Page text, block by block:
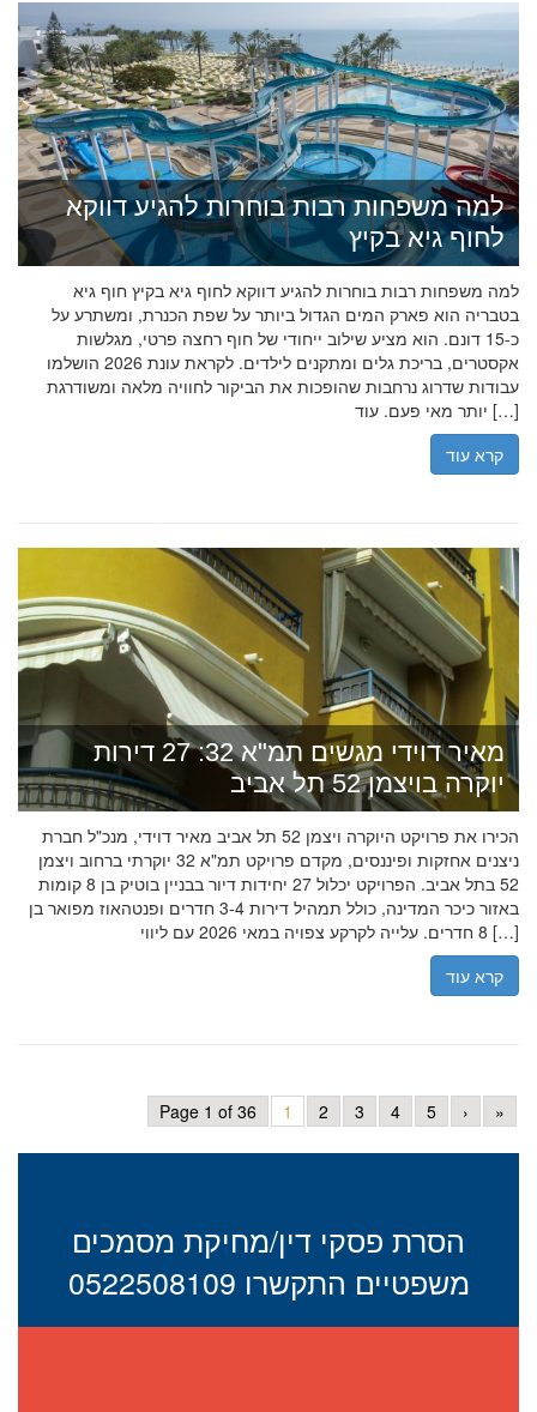
למה משפחות רבות בוחרות להגיע דווקא
לחוף גיא בקיץ
למה משפחות רבות בוחרות להגיע דווקא לחוף גיא בקיץ חוף גיא
בטבריה הוא פארק המים הגדול ביותר על שפת הכנרת, ומשתרע על
כ-15 דונם. הוא מציע שילוב ייחודי של חוף רחצה פרטי, מגלשות
אקסטרים, בריכת גלים ומתקנים לילדים. לקראת עונת 2026 הושלמו
עבודות שדרוג נרחבות שהופכות את הביקור לחוויה מלאה ומשודרגת
יותר מאי פעם. עוד […]
קרא עוד
מאיר דוידי מגשים תמ"א 32: 27 דירות
יוקרה בויצמן 52 תל אביב
הכירו את פרויקט היוקרה ויצמן 52 תל אביב מאיר דוידי, מנכ"ל חברת
ניצנים אחזקות ופיננסים, מקדם פרויקט תמ"א 32 יוקרתי ברחוב ויצמן
52 בתל אביב. הפרויקט יכלול 27 יחידות דיור בבניין בוטיק בן 8 קומות
באזור כיכר המדינה, כולל תמהיל דירות 3-4 חדרים ופנטהאוז מפואר בן
8 חדרים. עלייה לקרקע צפויה במאי 2026 עם ליווי […]
קרא עוד
Page 1 of 36 1 2 3 4 5 › »
הסרת פסקי דין/מחיקת מסמכים
משפטיים התקשרו 0522508109